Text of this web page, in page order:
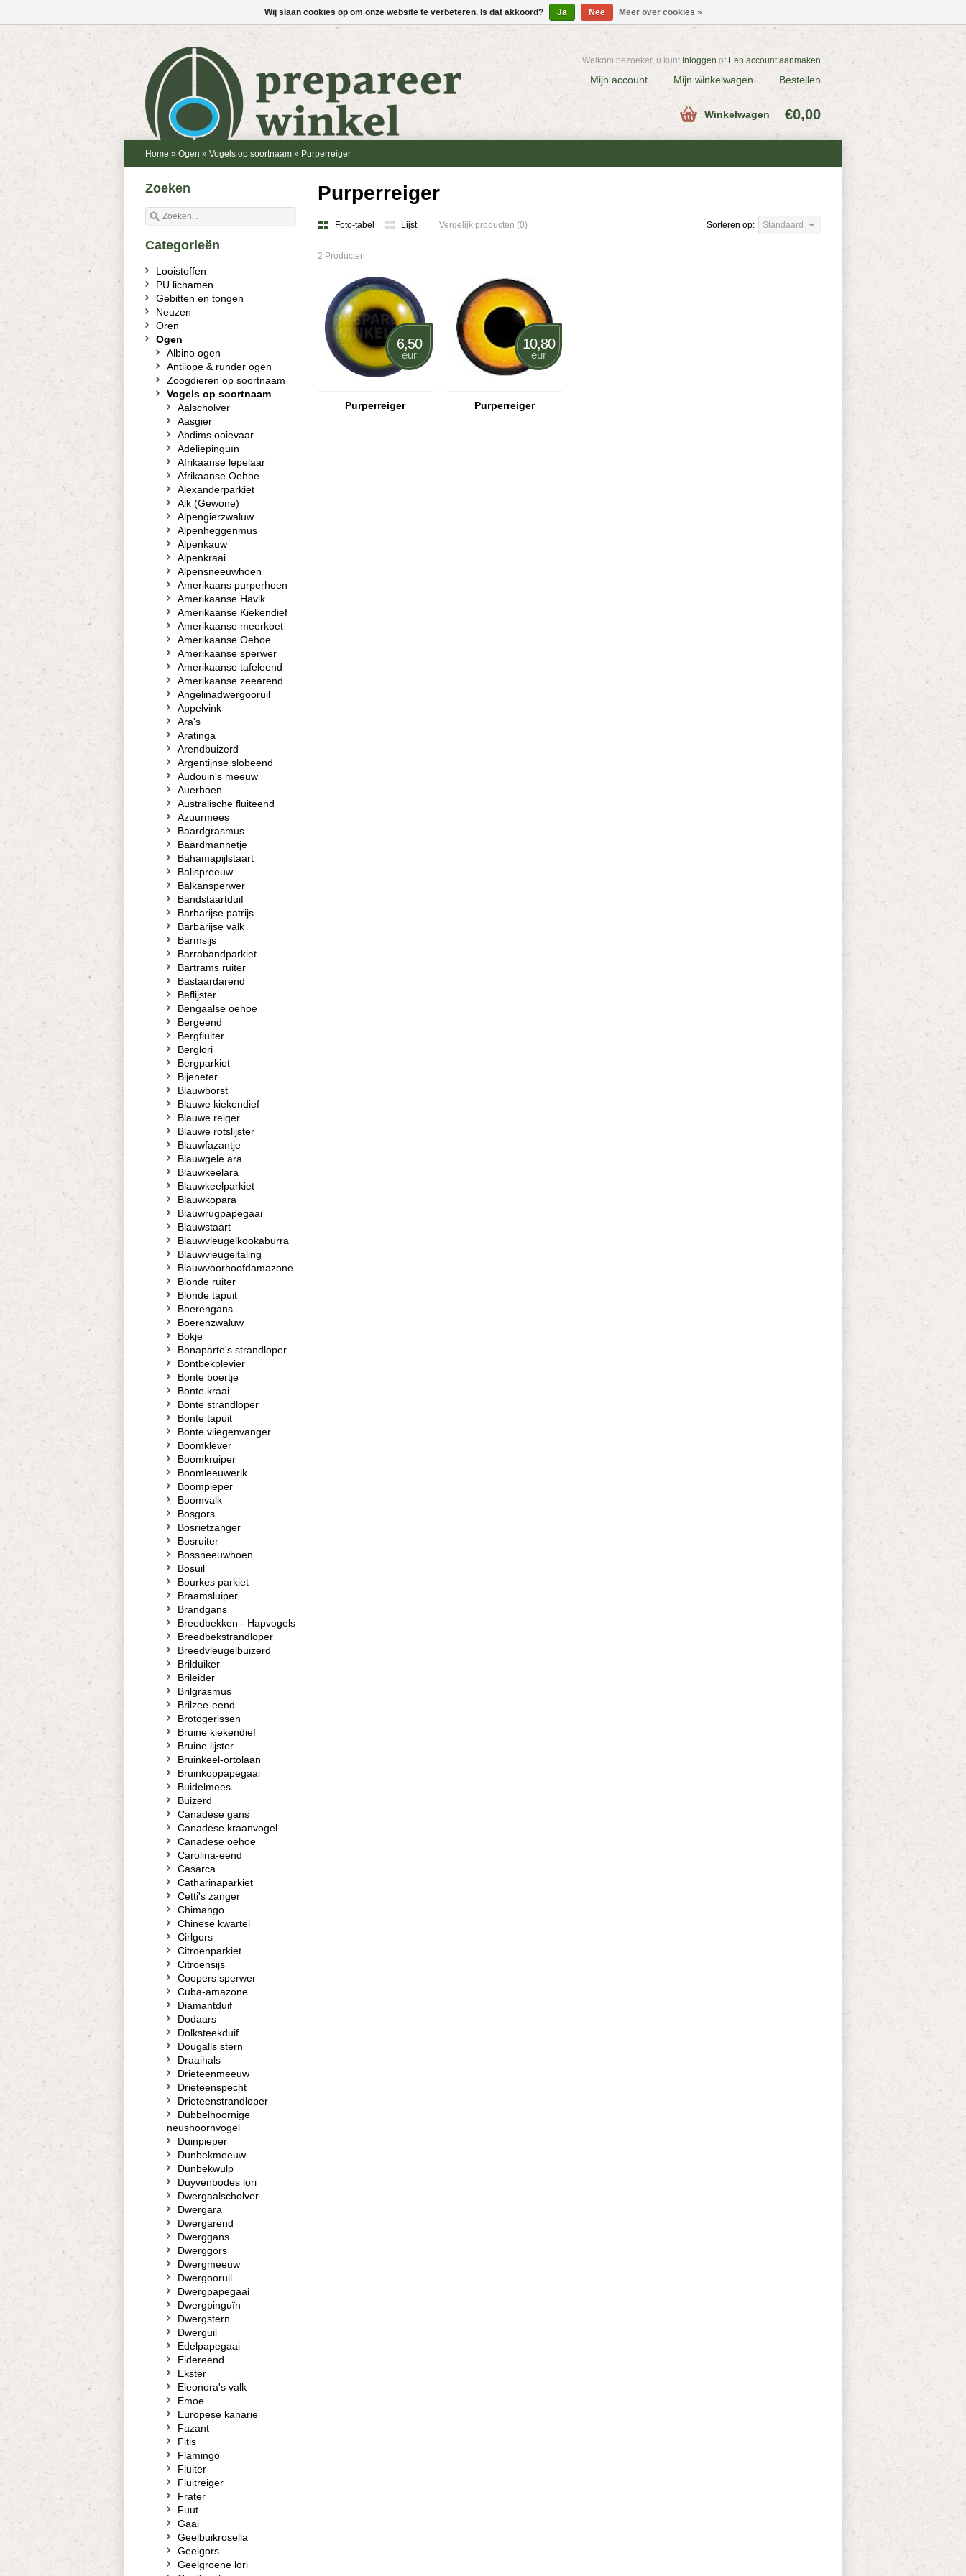
Welkom bezoeker, u kunt Inloggen of Een account aanmaken
Mijn account Mijn winkelwagen Bestellen
Winkelwagen €0,00
Home » Ogen » Vogels op soortnaam » Purperreiger
Purperreiger
Foto-tabel Lijst Vergelijk producten (0) Sorteren op: Standaard
2 Producten
6,50
eur
Purperreiger
10,80
eur
Purperreiger
Zoeken
Categorieën
Looistoffen
PU lichamen
Gebitten en tongen
Neuzen
Oren
Ogen
Albino ogen
Antilope & runder ogen
Zoogdieren op soortnaam
Vogels op soortnaam
Aalscholver
Aasgier
Abdims ooievaar
Adeliepinguïn
Afrikaanse lepelaar
Afrikaanse Oehoe
Alexanderparkiet
Alk (Gewone)
Alpengierzwaluw
Alpenheggenmus
Alpenkauw
Alpenkraai
Alpensneeuwhoen
Amerikaans purperhoen
Amerikaanse Havik
Amerikaanse Kiekendief
Amerikaanse meerkoet
Amerikaanse Oehoe
Amerikaanse sperwer
Amerikaanse tafeleend
Amerikaanse zeearend
Angelinadwergooruil
Appelvink
Ara's
Aratinga
Arendbuizerd
Argentijnse slobeend
Audouin's meeuw
Auerhoen
Australische fluiteend
Azuurmees
Baardgrasmus
Baardmannetje
Bahamapijlstaart
Balispreeuw
Balkansperwer
Bandstaartduif
Barbarijse patrijs
Barbarijse valk
Barmsijs
Barrabandparkiet
Bartrams ruiter
Bastaardarend
Beflijster
Bengaalse oehoe
Bergeend
Bergfluiter
Berglori
Bergparkiet
Bijeneter
Blauwborst
Blauwe kiekendief
Blauwe reiger
Blauwe rotslijster
Blauwfazantje
Blauwgele ara
Blauwkeelara
Blauwkeelparkiet
Blauwkopara
Blauwrugpapegaai
Blauwstaart
Blauwvleugelkookaburra
Blauwvleugeltaling
Blauwvoorhoofdamazone
Blonde ruiter
Blonde tapuit
Boerengans
Boerenzwaluw
Bokje
Bonaparte's strandloper
Bontbekplevier
Bonte boertje
Bonte kraai
Bonte strandloper
Bonte tapuit
Bonte vliegenvanger
Boomklever
Boomkruiper
Boomleeuwerik
Boompieper
Boomvalk
Bosgors
Bosrietzanger
Bosruiter
Bossneeuwhoen
Bosuil
Bourkes parkiet
Braamsluiper
Brandgans
Breedbekken - Hapvogels
Breedbekstrandloper
Breedvleugelbuizerd
Brilduiker
Brileider
Brilgrasmus
Brilzee-eend
Brotogerissen
Bruine kiekendief
Bruine lijster
Bruinkeel-ortolaan
Bruinkoppapegaai
Buidelmees
Buizerd
Canadese gans
Canadese kraanvogel
Canadese oehoe
Carolina-eend
Casarca
Catharinaparkiet
Cetti's zanger
Chimango
Chinese kwartel
Cirlgors
Citroenparkiet
Citroensijs
Coopers sperwer
Cuba-amazone
Diamantduif
Dodaars
Dolksteekduif
Dougalls stern
Draaihals
Drieteenmeeuw
Drieteenspecht
Drieteenstrandloper
Dubbelhoornige
neushoornvogel
Duinpieper
Dunbekmeeuw
Dunbekwulp
Duyvenbodes lori
Dwergaalscholver
Dwergara
Dwergarend
Dwerggans
Dwerggors
Dwergmeeuw
Dwergooruil
Dwergpapegaai
Dwergpinguïn
Dwergstern
Dwerguil
Edelpapegaai
Eidereend
Ekster
Eleonora's valk
Emoe
Europese kanarie
Fazant
Fitis
Flamingo
Fluiter
Fluitreiger
Frater
Fuut
Gaai
Geelbuikrosella
Geelgors
Geelgroene lori
Wij slaan cookies op om onze website te verbeteren. Is dat akkoord? Ja Nee Meer over cookies »